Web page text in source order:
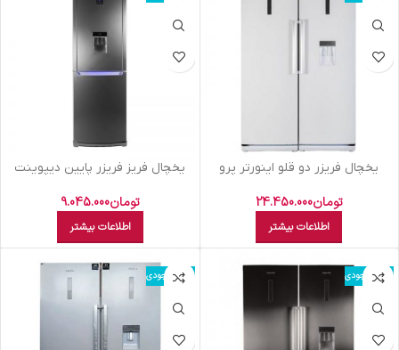
يخچال فريزر دو قلو اينورتر پرو
D4 Iتومان24.450.000
اطلاعات بیشتر
يخچال فريز فريزر پایین ديپوينت
تومان9.045.000
اطلاعات بیشتر
اتمام موجودی اتمام موجودی